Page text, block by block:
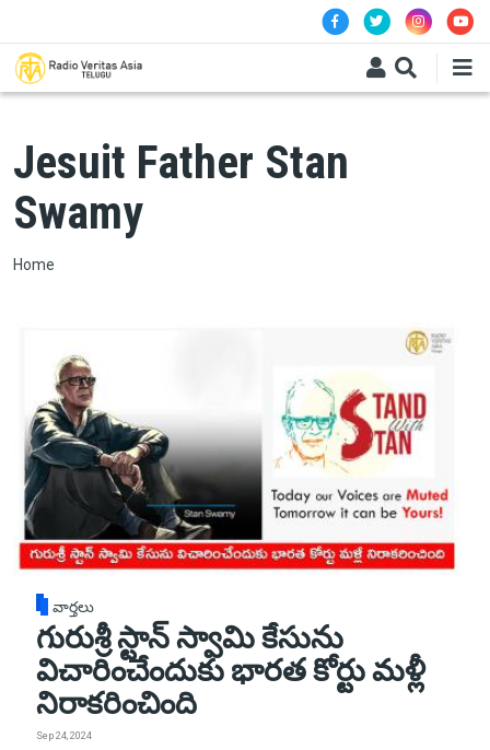
Jesuit Father Stan
Swamy
Breadcrumb
Home
వార్తలు
గురుశ్రీ స్టాన్ స్వామి కేసును
విచారించేందుకు భారత కోర్టు మళ్లీ
నిరాకరించింది
Sep 24, 2024